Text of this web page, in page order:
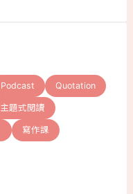
Podcast Quotation
主題式閱讀
寫作課